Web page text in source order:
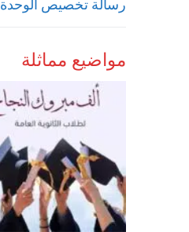
رسالة تخصيص الوحدة
مواضيع مماثلة